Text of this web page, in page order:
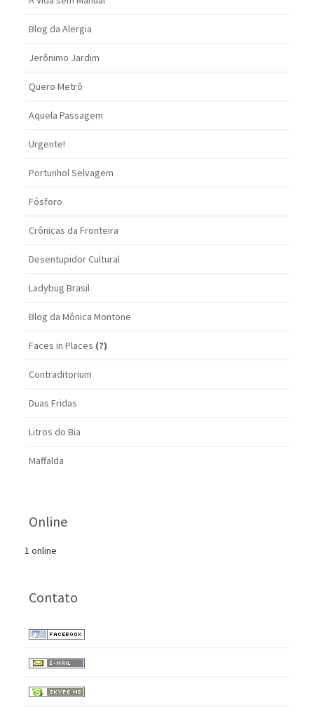
Blog da Alergia
Jerônimo Jardim
Quero Metrô
Aquela Passagem
Urgente!
Portunhol Selvagem
Fósforo
Crônicas da Fronteira
Desentupidor Cultural
Ladybug Brasil
Blog da Mônica Montone
Faces in Places (?)
Contraditorium
Duas Fridas
Litros do Bia
Maffalda
Online
1 online
Contato